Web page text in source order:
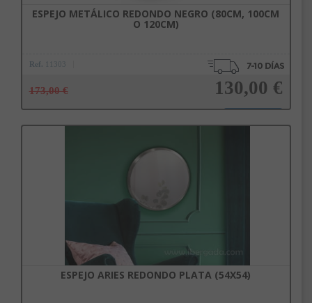
ESPEJO METÁLICO REDONDO NEGRO (80CM, 100CM
O 120CM)
Ref.
173,00 € 130,00 €
ESPEJO ARIES REDONDO PLATA (54X54)